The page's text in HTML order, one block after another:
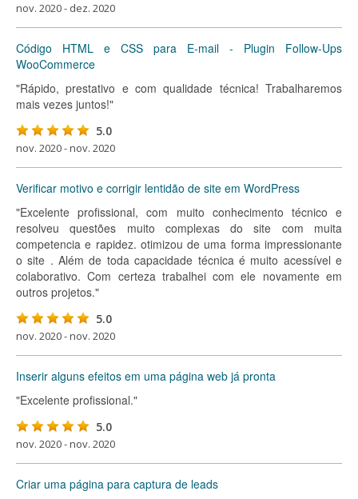
nov. 2020 - dez. 2020
Código HTML e CSS para E-mail - Plugin Follow-Ups
WooCommerce
"Rápido, prestativo e com qualidade técnica! Trabalharemos
mais vezes juntos!"
5.0
nov. 2020 - nov. 2020
Verificar motivo e corrigir lentidão de site em WordPress
"Excelente profissional, com muito conhecimento técnico e
resolveu questões muito complexas do site com muita
competencia e rapidez. otimizou de uma forma impressionante
o site . Além de toda capacidade técnica é muito acessível e
colaborativo. Com certeza trabalhei com ele novamente em
outros projetos."
5.0
nov. 2020 - nov. 2020
Inserir alguns efeitos em uma página web já pronta
"Excelente profissional."
5.0
nov. 2020 - nov. 2020
Criar uma página para captura de leads